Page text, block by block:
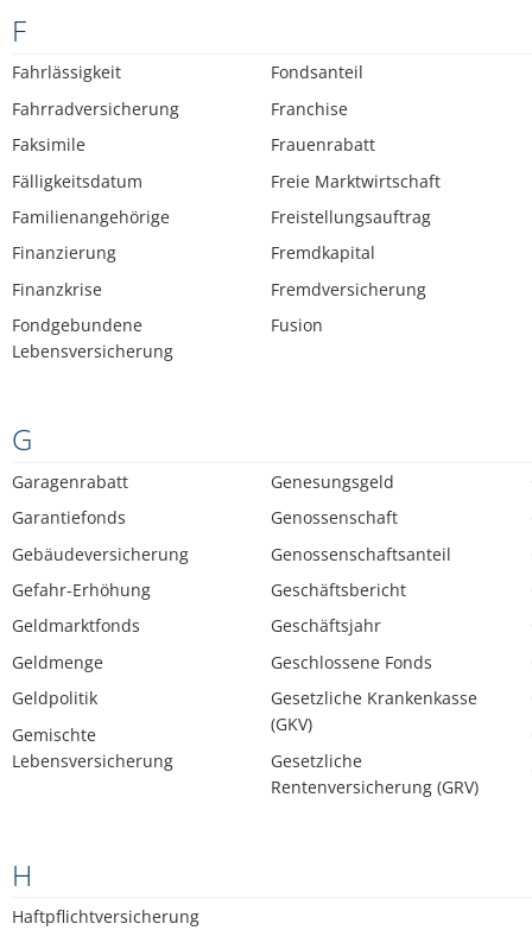
F
Fahrlässigkeit
Fahrradversicherung
Faksimile
Fälligkeitsdatum
Familienangehörige
Finanzierung
Finanzkrise
Fondgebundene
Lebensversicherung
Fondsanteil
Franchise
Frauenrabatt
Freie Marktwirtschaft
Freistellungsauftrag
Fremdkapital
Fremdversicherung
Fusion
G
Garagenrabatt
Garantiefonds
Gebäudeversicherung
Gefahr-Erhöhung
Geldmarktfonds
Geldmenge
Geldpolitik
Gemischte
Lebensversicherung
Genesungsgeld
Genossenschaft
Genossenschaftsanteil
Geschäftsbericht
Geschäftsjahr
Geschlossene Fonds
Gesetzliche Krankenkasse
(GKV)
Gesetzliche
Rentenversicherung (GRV)
H
Haftpflichtversicherung